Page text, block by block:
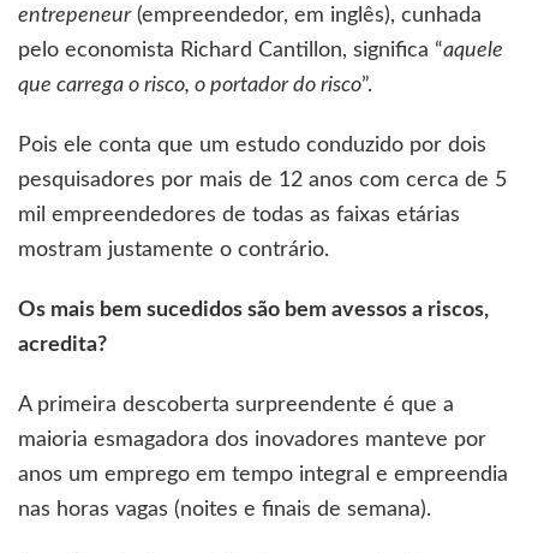
entrepeneur(empreendedor, em inglês), cunhada
pelo economista Richard Cantillon, significa “aquele
que carrega o risco, o portador do risco”.
Pois ele conta que um estudo conduzido por dois
pesquisadores por mais de 12 anos com cerca de 5
mil empreendedores de todas as faixas etárias
mostram justamente o contrário.
Os mais bem sucedidos são bem avessos a riscos,
acredita?
A primeira descoberta surpreendente é que a
maioria esmagadora dos inovadores manteve por
anos um emprego em tempo integral e empreendia
nas horas vagas (noites e finais de semana).